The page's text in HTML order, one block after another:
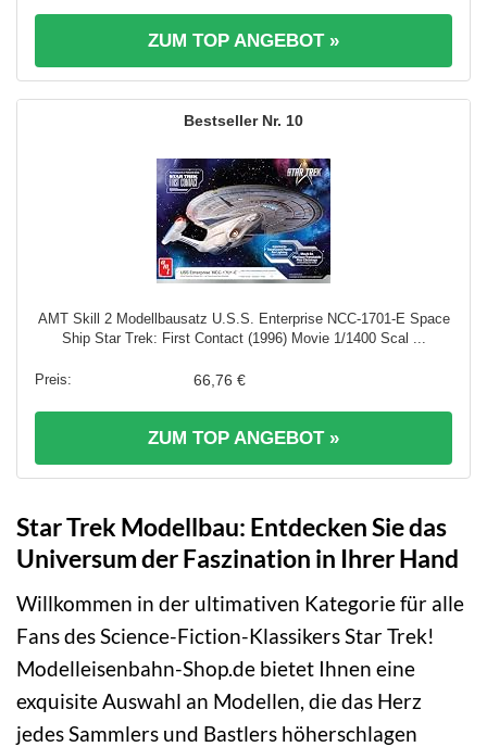
ZUM TOP ANGEBOT »
10
AMT Skill 2 Modellbausatz U.S.S. Enterprise NCC-1701-E Space
Ship Star Trek: First Contact (1996) Movie 1/1400 Scal ...
66,76 €
ZUM TOP ANGEBOT »
Star Trek Modellbau: Entdecken Sie das
Universum der Faszination in Ihrer Hand
Willkommen in der ultimativen Kategorie für alle
Fans des Science-Fiction-Klassikers Star Trek!
Modelleisenbahn-Shop.de bietet Ihnen eine
exquisite Auswahl an Modellen, die das Herz
jedes Sammlers und Bastlers höherschlagen